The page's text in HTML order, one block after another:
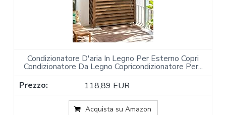
Condizionatore D'aria In Legno Per Esterno Copri
Condizionatore Da Legno Copricondizionatore Per...
118,89 EUR
Acquista su Amazon